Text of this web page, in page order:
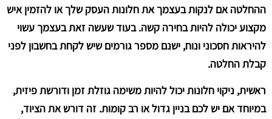
ההחלטה אם לנקות בעצמך את חלונות העסק שלך או להזמין איש
מקצוע יכולה להיות בחירה קשה. בעוד שעשה זאת בעצמך עשוי
להיראות חסכוני ונוח, ישנם מספר גורמים שיש לקחת בחשבון לפני
קבלת החלטה.
ראשית, ניקוי חלונות יכול להיות משימה גוזלת זמן ודורשת פיזית,
במיוחד אם יש לכם בניין גדול או רב קומות. זה דורש את הציוד,